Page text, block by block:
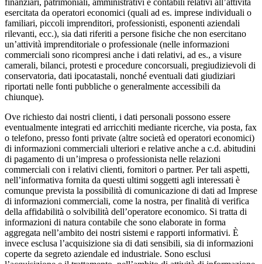
esercitata da operatori economici (quali ad es. imprese individuali o
familiari, piccoli imprenditori, professionisti, esponenti aziendali
rilevanti, ecc.), sia dati riferiti a persone fisiche che non esercitano
un’attività imprenditoriale o professionale (nelle informazioni
commerciali sono ricompresi anche i dati relativi, ad es., a visure
camerali, bilanci, protesti e procedure concorsuali, pregiudizievoli di
conservatoria, dati ipocatastali, nonché eventuali dati giudiziari
riportati nelle fonti pubbliche o generalmente accessibili da
chiunque).
Ove richiesto dai nostri clienti, i dati personali possono essere
eventualmente integrati ed arricchiti mediante ricerche, via posta, fax
o telefono, presso fonti private (altre società ed operatori economici)
di informazioni commerciali ulteriori e relative anche a c.d. abitudini
di pagamento di un’impresa o professionista nelle relazioni
commerciali con i relativi clienti, fornitori o partner. Per tali aspetti,
nell’informativa fornita da questi ultimi soggetti agli interessati è
comunque prevista la possibilità di comunicazione di dati ad Imprese
di informazioni commerciali, come la nostra, per finalità di verifica
della affidabilità o solvibilità dell’operatore economico. Si tratta di
informazioni di natura contabile che sono elaborate in forma
aggregata nell’ambito dei nostri sistemi e rapporti informativi. È
invece esclusa l’acquisizione sia di dati sensibili, sia di informazioni
coperte da segreto aziendale ed industriale. Sono esclusi